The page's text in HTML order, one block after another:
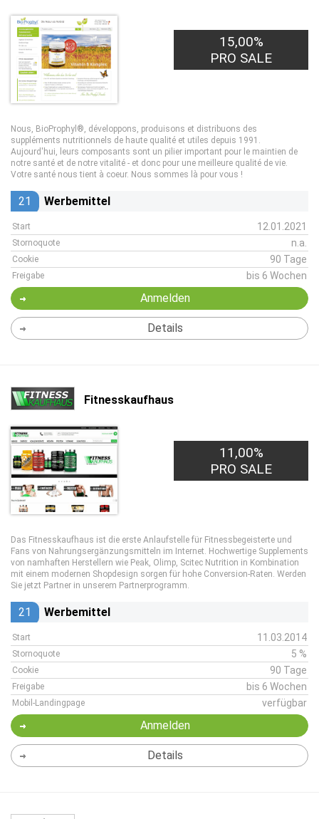
15,00%
PRO SALE
Nous, BioProphyl®, développons, produisons et distribuons des
suppléments nutritionnels de haute qualité et utiles depuis 1991.
Aujourd'hui, leurs composants sont un pilier important pour le maintien de
notre santé et de notre vitalité - et donc pour une meilleure qualité de vie.
Votre santé nous tient à coeur. Nous sommes là pour vous !
21 Werbemittel
Start 12.01.2021
Stornoquote n.a.
Cookie 90 Tage
Freigabe bis 6 Wochen
Anmelden
Details
Fitnesskaufhaus
11,00%
PRO SALE
Das Fitnesskaufhaus ist die erste Anlaufstelle für Fitnessbegeisterte und
Fans von Nahrungsergänzungsmitteln im Internet. Hochwertige Supplements
von namhaften Herstellern wie Peak, Olimp, Scitec Nutrition in Kombination
mit einem modernen Shopdesign sorgen für hohe Conversion-Raten. Werden
Sie jetzt Partner in unserem Partnerprogramm.
21 Werbemittel
Start 11.03.2014
Stornoquote 5 %
Cookie 90 Tage
Freigabe bis 6 Wochen
Mobil-Landingpage verfügbar
Anmelden
Details